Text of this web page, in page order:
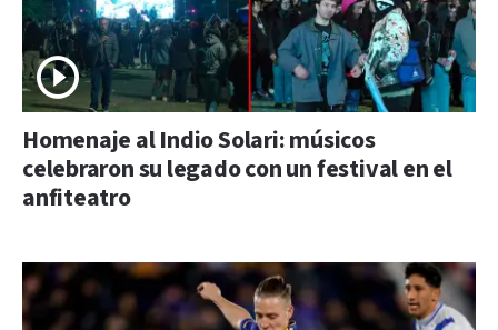
Homenaje al Indio Solari: músicos
celebraron su legado con un festival en el
anfiteatro